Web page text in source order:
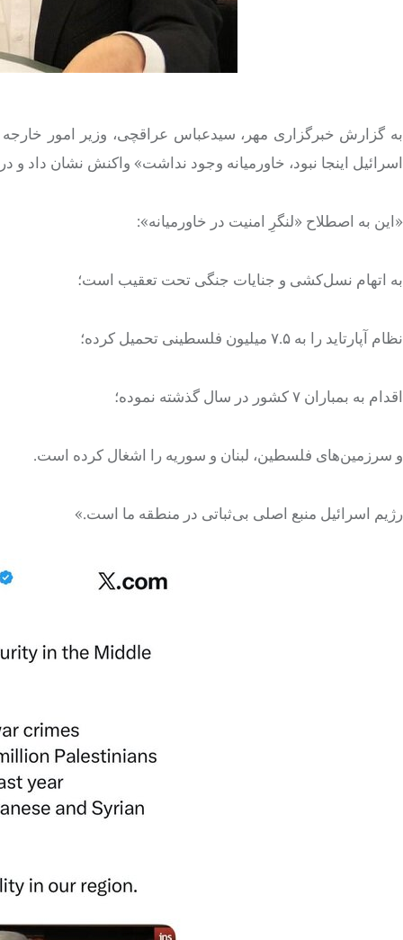
به گزارش خبرگزاری مهر، سیدعباس عراقچی، وزیر امور
اسرائیل اینجا نبود، خاورمیانه وجود نداشت» واکنش نشان داد و
«این به اصطلاح «لنگرِ امنیت در خاورمیانه»:
به اتهام نسل‌کشی و جنایات جنگی تحت تعقیب است؛
نظام آپارتاید را به ۷.۵ میلیون فلسطینی تحمیل کرده؛
اقدام به بمباران ۷ کشور در سال گذشته نموده؛
و سرزمین‌های فلسطین، لبنان و سوریه را اشغال کرده است.
رژیم اسرائیل منبع اصلی بی‌ثباتی در منطقه ما است.»